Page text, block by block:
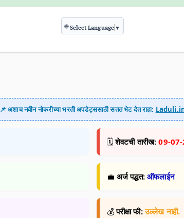
🌐 Select Language ▼
📌 अशाच नवीन नोकरीच्या भरती अपडेट्ससाठी सतत भेट देत राहा:
🗓️शेवटची तारीख: 09-
💼 अर्ज पद्धत: ऑफलाईन
💰परीक्षा फी: उल्लेख नाही.